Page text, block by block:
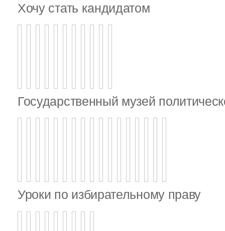
Хочу стать кандидатом
Государственный музей
Уроки по избирательному праву